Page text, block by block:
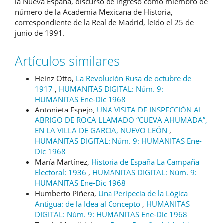
número de la Academia Mexicana de Historia,
correspondiente de la Real de Madrid, leído el 25 de
junio de 1991.
Artículos similares
Heinz Otto, La Revolución Rusa de octubre de
1917 , HUMANITAS DIGITAL: Núm. 9:
HUMANITAS Ene-Dic 1968
Antonieta Espejo, UNA VISITA DE INSPECCIÓN AL
ABRIGO DE ROCA LLAMADO “CUEVA AHUMADA”,
EN LA VILLA DE GARCÍA, NUEVO LEÓN ,
HUMANITAS DIGITAL: Núm. 9: HUMANITAS Ene-
Dic 1968
María Martínez, Historia de España La Campaña
Electoral: 1936 , HUMANITAS DIGITAL: Núm. 9:
HUMANITAS Ene-Dic 1968
Humberto Piñera, Una Peripecia de la Lógica
Antigua: de la Idea al Concepto , HUMANITAS
DIGITAL: Núm. 9: HUMANITAS Ene-Dic 1968